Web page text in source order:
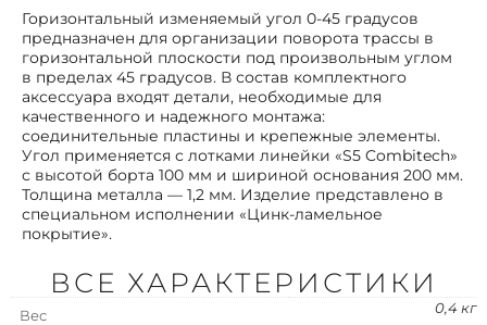
Горизонтальный изменяемый угол 0-45 градусов
предназначен для организации поворота трассы в
горизонтальной плоскости под произвольным углом
в пределах 45 градусов. В состав комплектного
аксессуара входят детали, необходимые для
качественного и надежного монтажа:
соединительные пластины и крепежные элементы.
Угол применяется с лотками линейки «S5 Combitech»
с высотой борта 100 мм и шириной основания 200 мм.
Толщина металла — 1,2 мм. Изделие представлено в
специальном исполнении «Цинк-ламельное
покрытие».
Модель/исполнение
С соединит. разъемом в
комплекте
Толщина материала
Цвет Серый
Защитное покрытие поверхности
Цинк-ламельное
Подходит для обеспеч.
целостности цепи
ВСЕ ХАРАКТЕРИСТИКИ
Вес 0,4 кг